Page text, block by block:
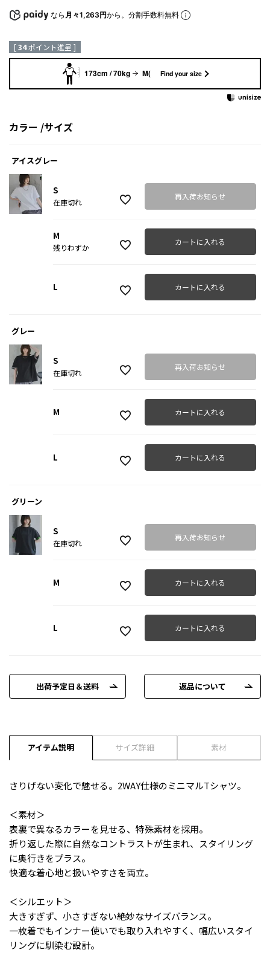
なら 月々1,263円から。分割手数料無料
[34ポイント進呈 ]
173cm / 70kg M( Find your size
カラー サイズ
アイスグレー
S
在庫切れ
再入荷お知らせ
M
残りわずか
カートに入れる
L カートに入れる
グレー
S
在庫切れ
再入荷お知らせ
M カートに入れる
L カートに入れる
グリーン
S
在庫切れ
再入荷お知らせ
M カートに入れる
L カートに入れる
出荷予定日＆送料 返品について
アイテム説明 サイズ詳細 素材
さりげない変化で魅せる。2WAY仕様のミニマルTシャツ。
＜素材＞
表裏で異なるカラーを見せる、特殊素材を採用。
折り返した際に自然なコントラストが生まれ、スタイリング
に奥行きをプラス。
快適な着心地と扱いやすさを両立。
＜シルエット＞
大きすぎず、小さすぎない絶妙なサイズバランス。
一枚着でもインナー使いでも取り入れやすく、幅広いスタイ
リングに馴染む設計。